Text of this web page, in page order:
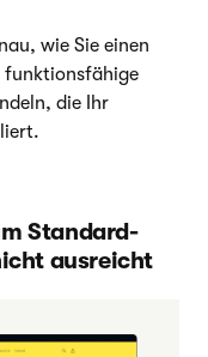
wie Sie einen
funktionsfähige
die Ihr
Standard-
ausreicht